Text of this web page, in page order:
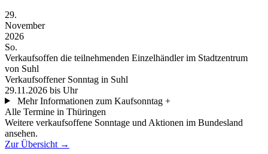
29.
November
2026
So.
Verkaufsoffen die teilnehmenden Einzelhändler im Stadtzentrum
von Suhl
Verkaufsoffener Sonntag in Suhl
29.11.2026 bis Uhr
Mehr Informationen zum Kaufsonntag +
Alle Termine in Thüringen
Weitere verkaufsoffene Sonntage und Aktionen im Bundesland
ansehen.
Zur Übersicht →